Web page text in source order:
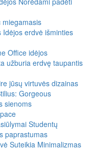
miegamasis
Idėjos erdvė išminties
Office idėjos
užburia erdvę taupantis
jūsų virtuvės dizainas
Gorgeous
sienoms
Studentų
paprastumas
Suteikia Minimalizmas